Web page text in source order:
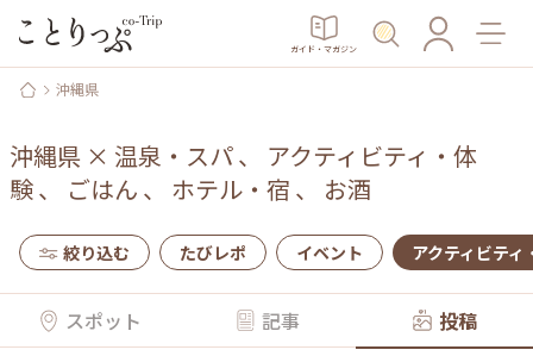
ガイド・マガジン
沖縄県
沖縄県 × 温泉・スパ、 アクティビティ・体
験、 ごはん 、 ホテル・宿 、 お酒
絞り込む たびレポ イベント アクティビティ
スポット 記事 投稿